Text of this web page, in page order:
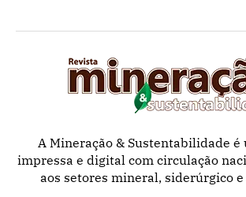
A Mineração & Sustentabilidade é
impressa e digital com circulação
aos setores mineral, siderúrgico